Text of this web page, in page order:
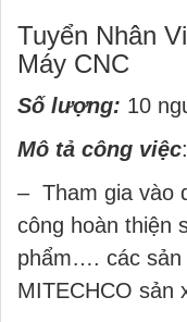
Tuyển Nhân
Máy CNC
Số lượng: 10
Mô tả công việc:
– Tham gia vào
công hoàn thiện
phẩm…. các sản
MITECHCO sản